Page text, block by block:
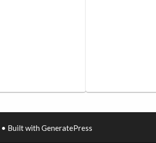
• Built with GeneratePress